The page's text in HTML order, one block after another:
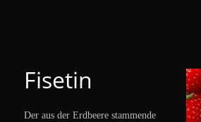
Fisetin
Der aus der Erdbeere stammende